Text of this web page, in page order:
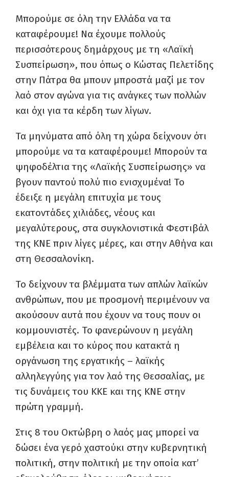
Μπορούμε σε όλη την Ελλάδα να τα
καταφέρουμε! Να έχουμε πολλούς
περισσότερους δημάρχους με τη «Λαϊκή
Συσπείρωση», που όπως ο Κώστας Πελετίδης
στην Πάτρα θα μπουν μπροστά μαζί με τον
λαό στον αγώνα για τις ανάγκες των πολλών
και όχι για τα κέρδη των λίγων.
Τα μηνύματα από όλη τη χώρα δείχνουν ότι
μπορούμε να τα καταφέρουμε! Μπορούν τα
ψηφοδέλτια της «Λαϊκής Συσπείρωσης» να
βγουν παντού πολύ πιο ενισχυμένα! Το
έδειξε η μεγάλη επιτυχία με τους
εκατοντάδες χιλιάδες, νέους και
μεγαλύτερους, στα συγκλονιστικά Φεστιβάλ
της ΚΝΕ πριν λίγες μέρες, και στην Αθήνα και
στη Θεσσαλονίκη.
Το δείχνουν τα βλέμματα των απλών λαϊκών
ανθρώπων, που με προσμονή περιμένουν να
ακούσουν αυτά που έχουν να τους πουν οι
κομμουνιστές. Το φανερώνουν η μεγάλη
εμβέλεια και το κύρος που κατακτά η
οργάνωση της εργατικής – λαϊκής
αλληλεγγύης για τον λαό της Θεσσαλίας, με
τις δυνάμεις του ΚΚΕ και της ΚΝΕ στην
πρώτη γραμμή.
Στις 8 του Οκτώβρη ο λαός μας μπορεί να
δώσει ένα γερό χαστούκι στην κυβερνητική
πολιτική, στην πολιτική με την οποία κατ’